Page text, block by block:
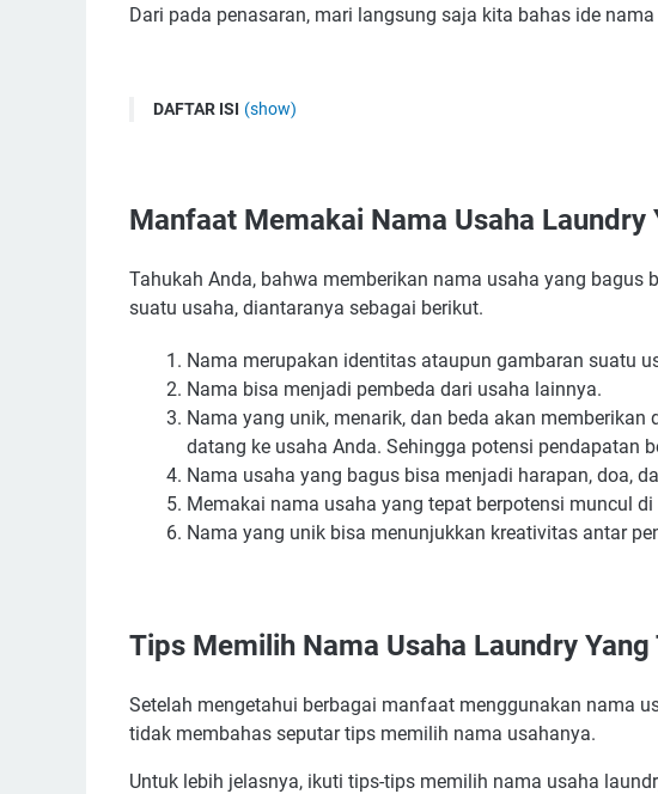
Dari pada penasaran, mari langsung saja kita bahas ide
DAFTAR ISI (show)
1. Hindari Nama Yang Terlalu Panjang
3. Bisa Memakai Nama Sendiri Maupun Nama Lokasi Usaha
4. Pilih Nama Usaha Laundry Yang Mengandung Makna
5. Hindari Memakai Kata Vulgar dan Angka
6. Carilah Berbagai Referensi Nama Usaha Para Pesaing
7. Pakai Jasa Konsultasi Nama Usaha
Contoh Nama Brand Laundry Terkenal
Ide Nama Toko Laundry Yang Menarik dan Keren
Referensi Ide Nama Usaha Laundry Lucu
Nama Unik Untuk Usaha Laundry
Ide Nama Usaha Laundry Yang Aesthetic
Nama Usaha Laundry Pembawa Hoki
Manfaat Memakai Nama Usaha Laundry
Tahukah Anda, bahwa memberikan nama usaha yang bagus
suatu usaha, diantaranya sebagai berikut.
Nama merupakan identitas ataupun gambaran suatu
Nama bisa menjadi pembeda dari usaha lainnya.
Nama yang unik, menarik, dan beda akan
datang ke usaha Anda. Sehingga potensi pendapatan
Nama usaha yang bagus bisa menjadi harapan, doa,
Memakai nama usaha yang tepat berpotensi muncul
Nama yang unik bisa menunjukkan kreativitas antar
Tips Memilih Nama Usaha Laundry Yang
Setelah mengetahui berbagai manfaat menggunakan nama
tidak membahas seputar tips memilih nama usahanya.
Untuk lebih jelasnya, ikuti tips-tips memilih nama usaha